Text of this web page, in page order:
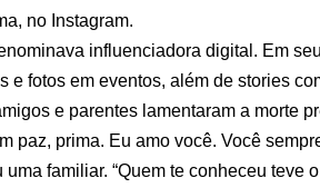
no Instagram.
influenciadora digital. Em
e fotos em eventos, além de stories
e parentes lamentaram a morte
paz, prima. Eu amo você. Você
uma familiar. “Quem te conheceu teve